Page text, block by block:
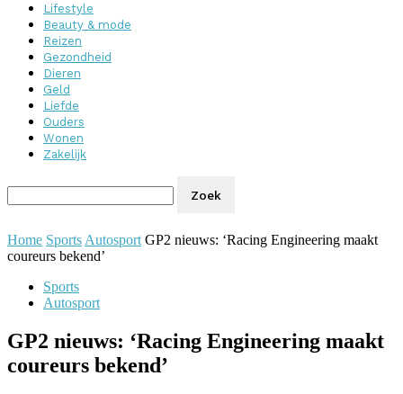
Lifestyle
Beauty & mode
Reizen
Gezondheid
Dieren
Geld
Liefde
Ouders
Wonen
Zakelijk
Home Sports Autosport GP2 nieuws: ‘Racing Engineering maakt
coureurs bekend’
Sports
Autosport
GP2 nieuws: ‘Racing Engineering maakt
coureurs bekend’